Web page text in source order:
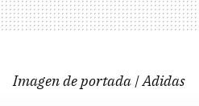
Imagen de portada | Adidas